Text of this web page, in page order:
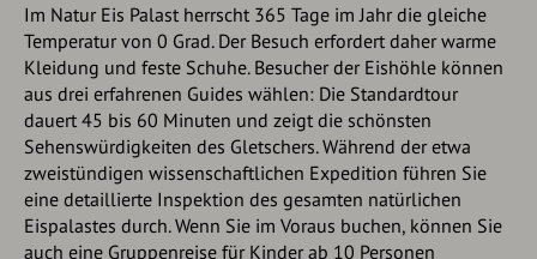
Im Natur Eis Palast herrscht 365 Tage im Jahr die gleiche
Temperatur von 0 Grad. Der Besuch erfordert daher warme
Kleidung und feste Schuhe. Besucher der Eishöhle können
aus drei erfahrenen Guides wählen: Die Standardtour
dauert 45 bis 60 Minuten und zeigt die schönsten
Sehenswürdigkeiten des Gletschers. Während der etwa
zweistündigen wissenschaftlichen Expedition führen Sie
eine detaillierte Inspektion des gesamten natürlichen
Eispalastes durch. Wenn Sie im Voraus buchen, können Sie
auch eine Gruppenreise für Kinder ab 10 Personen